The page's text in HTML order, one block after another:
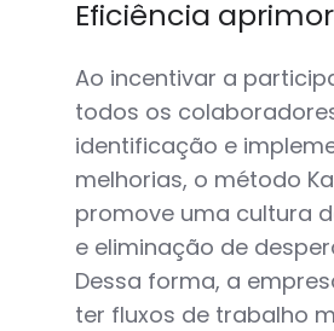
Eficiência
Ao incentivar a
todos os
identificação e
melhorias, o método
promove uma cultura
e eliminação de
Dessa forma, a
ter fluxos de trabalho